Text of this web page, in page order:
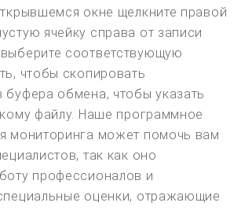
окне щелкните правой
ячейку справа от записи
соответствующую
чтобы скопировать
обмена, чтобы указать
файлу. Наше программное
мониторинга может помочь вам
так как оно
профессионалов и
оценки, отражающие